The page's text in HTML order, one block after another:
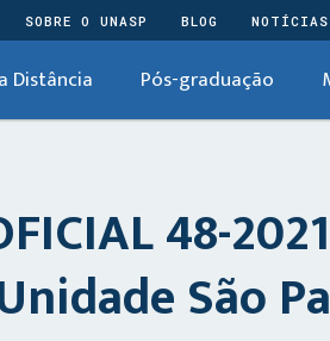
SOBRE O UNASP BLOG NOTÍCIAS
Distância Pós-graduação
48-
São